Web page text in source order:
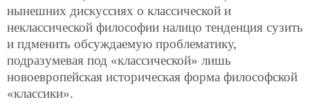
нынешних дискуссиях о классической и
неклассической философии налицо тенденция сузить
и пдменить обсуждаемую проблематику,
подразумевая под «классической» лишь
новоевропейская историческая форма философской
«классики».